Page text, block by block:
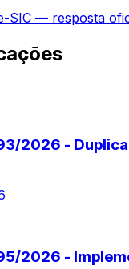
SIC — resposta
2026 -
2026 -